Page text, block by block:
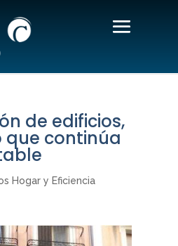
de edificios,
que continúa
Hogar y Eficiencia